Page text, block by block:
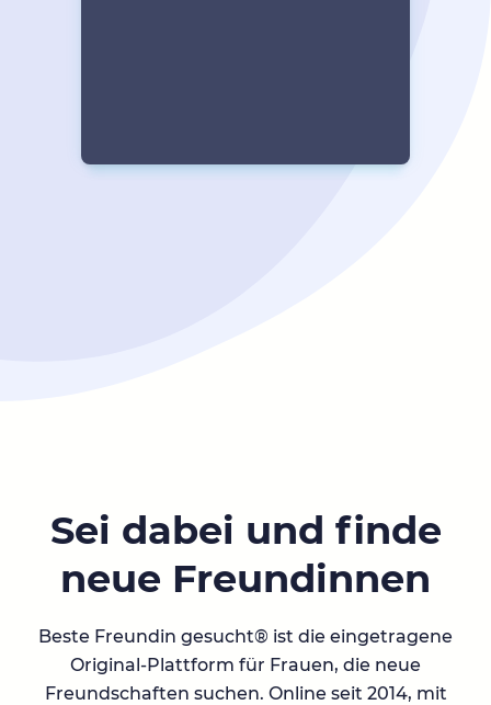
Sei dabei und finde
neue Freundinnen
Beste Freundin gesucht® ist die eingetragene
Original-Plattform für Frauen, die neue
Freundschaften suchen. Online seit 2014, mit